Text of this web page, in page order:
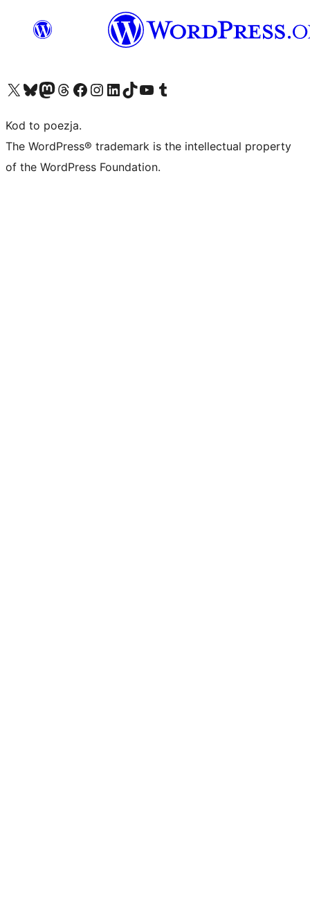
Odwiedź nasze konto X (dawniej Twitter)
Odwiedź nasze konto Bluesky
Odwiedź nasze konto na Mastodoncie
Odwiedź naszego Threadsa
Odwiedź naszego Facebooka
Odwiedź nasze konto na Instagramie
Odwiedź nasze konto na LinkedIn
Odwiedź naszego TikToka
Odwiedź nasz kanał YouTube
Odwiedź naszego Tumblra
Kod to poezja.
The WordPress® trademark is the intellectual property
of the WordPress Foundation.